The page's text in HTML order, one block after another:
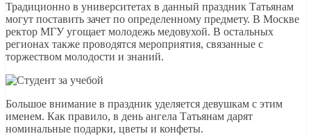
Традиционно в университетах в данный праздник Татьянам
могут поставить зачет по определенному предмету. В Москве
ректор МГУ угощает молодежь медовухой. В остальных
регионах также проводятся мероприятия, связанные с
торжеством молодости и знаний.
Большое внимание в праздник уделяется девушкам с этим
именем. Как правило, в день ангела Татьянам дарят
номинальные подарки, цветы и конфеты.